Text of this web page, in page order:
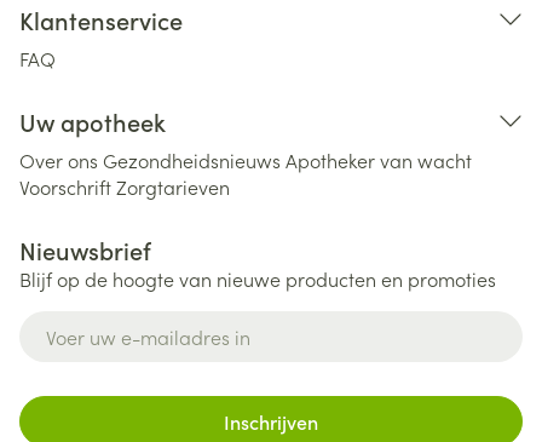
Klantenservice
FAQ
Uw apotheek
Over ons Gezondheidsnieuws Apotheker van wacht
VoorschriftZorgtarieven
Nieuwsbrief
Blijf op de hoogte van nieuwe producten en promoties
Inschrijven